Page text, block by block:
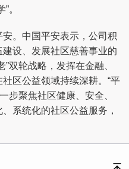
。
。中国平安表示，公司积
设、发展社区慈善事业的
双轮战略，发挥在金融、
区公益领域持续深耕。“平
步聚焦社区健康、安全、
系统化的社区公益服务，